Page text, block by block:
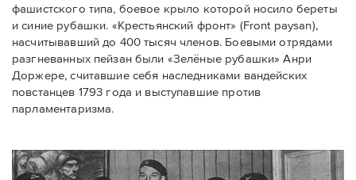
фашистского типа, боевое крыло которой носило береты
и синие рубашки. «Крестьянский фронт» (Front paysan),
насчитывавший до 400 тысяч членов. Боевыми отрядами
разгневанных пейзан были «Зелёные рубашки» Анри
Доржере, считавшие себя наследниками вандейских
повстанцев 1793 года и выступавшие против
парламентаризма.